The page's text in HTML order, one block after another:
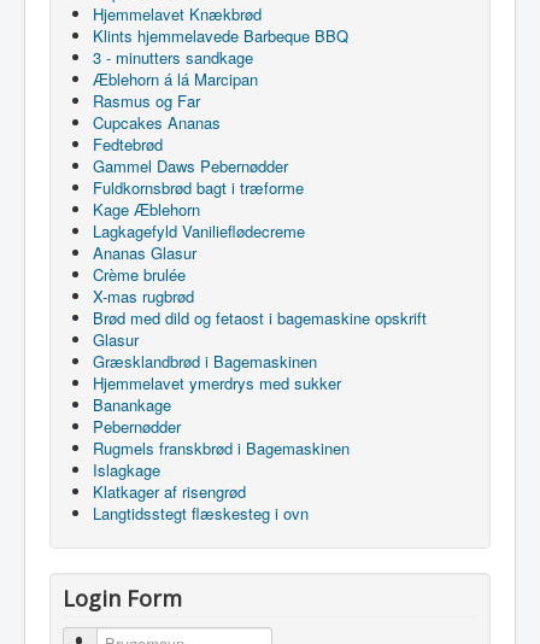
Hjemmelavet Knækbrød
Klints hjemmelavede Barbeque BBQ
3 - minutters sandkage
Æblehorn á lá Marcipan
Rasmus og Far
Cupcakes Ananas
Fedtebrød
Gammel Daws Pebernødder
Fuldkornsbrød bagt i træforme
Kage Æblehorn
Lagkagefyld Vanilieflødecreme
Ananas Glasur
Crème brulée
X-mas rugbrød
Brød med dild og fetaost i bagemaskine opskrift
Glasur
Græsklandbrød i Bagemaskinen
Hjemmelavet ymerdrys med sukker
Banankage
Pebernødder
Rugmels franskbrød i Bagemaskinen
Islagkage
Klatkager af risengrød
Langtidsstegt flæskesteg i ovn
Login Form